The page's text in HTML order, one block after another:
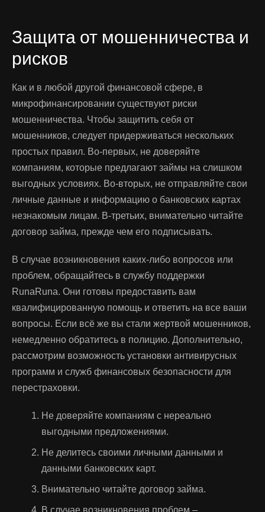
Защита от мошенничества и
рисков
Как и в любой другой финансовой сфере, в
микрофинансировании существуют риски
мошенничества. Чтобы защитить себя от
мошенников, следует придерживаться нескольких
простых правил. Во-первых, не доверяйте
компаниям, которые предлагают займы на слишком
выгодных условиях. Во-вторых, не отправляйте свои
личные данные и информацию о банковских картах
незнакомым лицам. В-третьих, внимательно читайте
договор займа, прежде чем его подписывать.
В случае возникновения каких-либо вопросов или
проблем, обращайтесь в службу поддержки
RunaRuna. Они готовы предоставить вам
квалифицированную помощь и ответить на все ваши
вопросы. Если всё же вы стали жертвой мошенников,
немедленно обратитесь в полицию. Дополнительно,
рассмотрим возможность установки антивирусных
программ и служб финансовых безопасности для
перестраховки.
Не доверяйте компаниям с нереально
выгодными предложениями.
Не делитесь своими личными данными и
данными банковских карт.
Внимательно читайте договор займа.
В случае возникновения проблем –